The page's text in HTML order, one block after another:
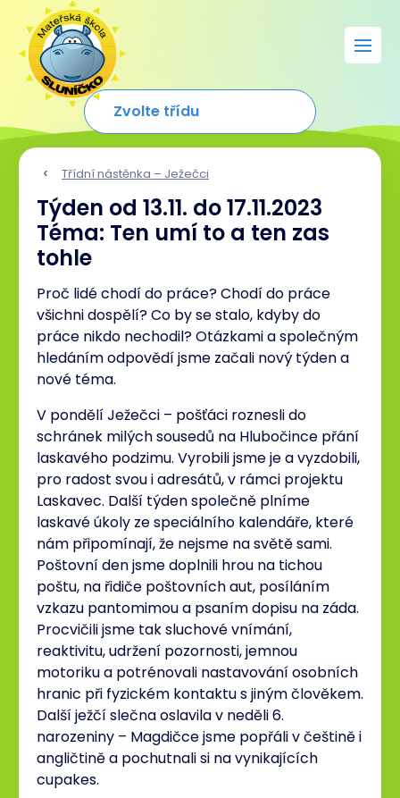
Třídní nástěnka – Ježečci
Týden od 13.11. do 17.11.2023
Téma: Ten umí to a ten zas
tohle
Proč lidé chodí do práce? Chodí do práce
všichni dospělí? Co by se stalo, kdyby do
práce nikdo nechodil? Otázkami a společným
hledáním odpovědí jsme začali nový týden a
nové téma.
V pondělí Ježečci – pošťáci roznesli do
schránek milých sousedů na Hlubočince přání
laskavého podzimu. Vyrobili jsme je a vyzdobili,
pro radost svou i adresátů, v rámci projektu
Laskavec. Další týden společně plníme
laskavé úkoly ze speciálního kalendáře, které
nám připomínají, že nejsme na světě sami.
Poštovní den jsme doplnili hrou na tichou
poštu, na řidiče poštovních aut, posíláním
vzkazu pantomimou a psaním dopisu na záda.
Procvičili jsme tak sluchové vnímání,
reaktivitu, udržení pozornosti, jemnou
motoriku a potrénovali nastavování osobních
hranic při fyzickém kontaktu s jiným člověkem.
Další ježčí slečna oslavila v neděli 6.
narozeniny – Magdičce jsme popřáli v češtině i
angličtině a pochutnali si na vynikajících
cupakes.